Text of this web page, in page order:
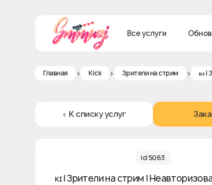
Все услуги
Главная > Kick > Зрители на стрим > ᴋɪ |
< К списку услуг
id 5063
ᴋɪ | Зрители на стрим |